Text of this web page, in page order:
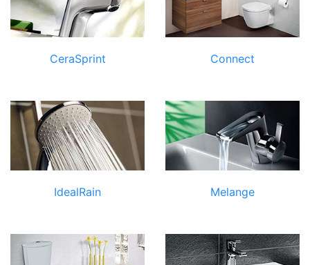
CeraSprint Connect
IdealRain Melange